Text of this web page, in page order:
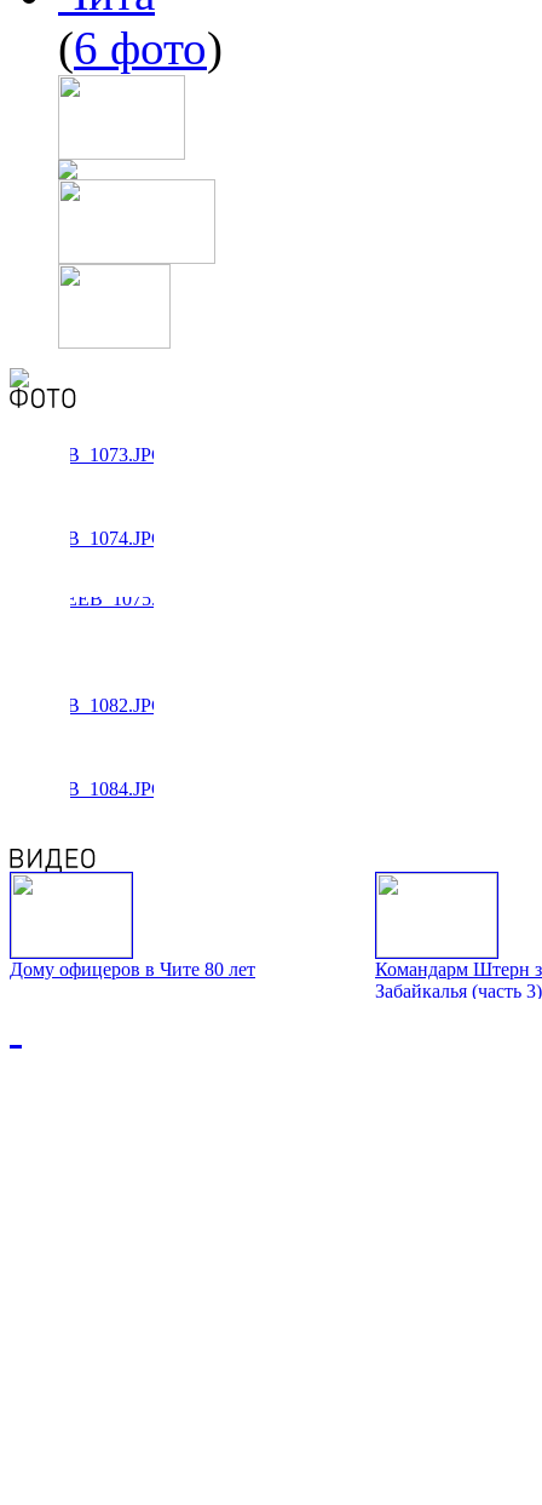
(6 фото)
Дому офицеров в Чите 80 лет
Командарм Штерн
Забайкалья (часть 3)